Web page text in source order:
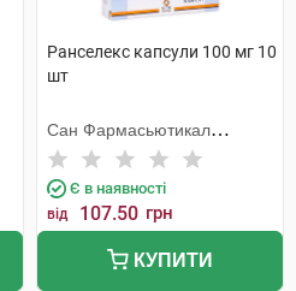
Ранселекс капсули 100 мг 10
шт
Сан Фармасьютикал
Індастріз
Є в наявності
від 107.50 грн
КУПИТИ